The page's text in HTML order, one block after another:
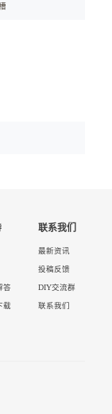
答
载
联系我们
最新资讯
投稿反馈
DIY交流群
联系我们